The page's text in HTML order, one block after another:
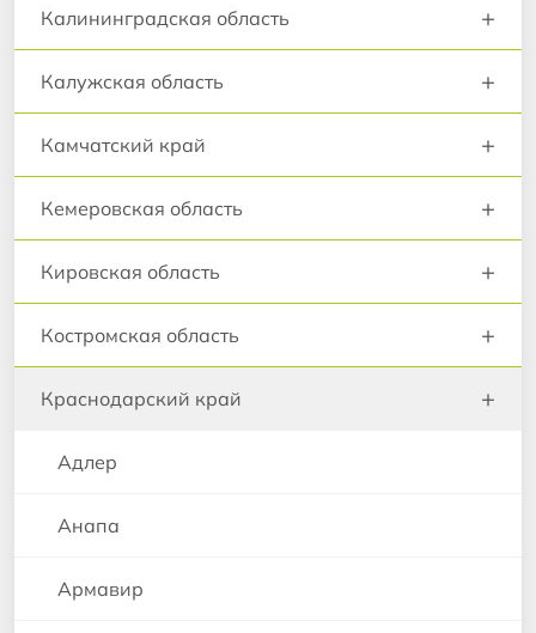
Калининградская область +
Калужская область +
Камчатский край +
Кемеровская область +
Кировская область +
Костромская область +
Краснодарский край +
Адлер
Анапа
Армавир